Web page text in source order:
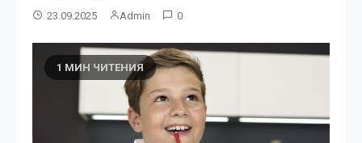
23.09.2025 Admin 0
1 МИН ЧИТЕНИЯ